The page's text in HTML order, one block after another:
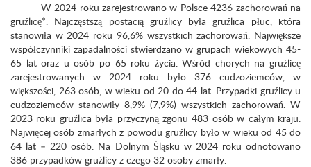
W 2024 roku zarejestrowano w Polsce 4236 zachorowań na
gruźlicę*. Najczęstszą postacią gruźlicy była gruźlica płuc, która
stanowiła w 2024 roku 96,6% wszystkich zachorowań. Największe
współczynniki zapadalności stwierdzano w grupach wiekowych 45-
65 lat oraz u osób po 65 roku życia. Wśród chorych na gruźlicę
zarejestrowanych w 2024 roku było 376 cudzoziemców, w
większości, 263 osób, w wieku od 20 do 44 lat. Przypadki gruźlicy u
cudzoziemców stanowiły 8,9% (7,9%) wszystkich zachorowań. W
2023 roku gruźlica była przyczyną zgonu 483 osób w całym kraju.
Najwięcej osób zmarłych z powodu gruźlicy było w wieku od 45 do
64 lat – 220 osób. Na Dolnym Śląsku w 2024 roku odnotowano
386 przypadków gruźlicy z czego 32 osoby zmarły.